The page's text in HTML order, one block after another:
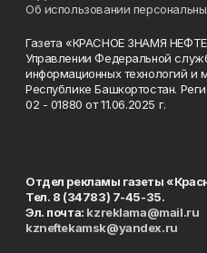
Об использовании
Газета «КРАСНОЕ ЗНАМЯ
Управлении Федеральной
информационных технологий и
Республике Башкортостан.
02 - 01880 от 11.06.2025 г.
Отдел рекламы газеты
Тел. 8 (34783) 7-45-35.
Эл. почта: kzreklama@mail.ru
kzneftekamsk@yandex.ru